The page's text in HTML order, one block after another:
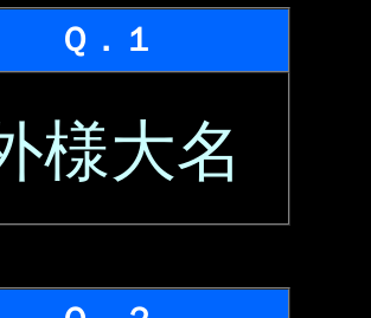
Ｑ．１
様大名